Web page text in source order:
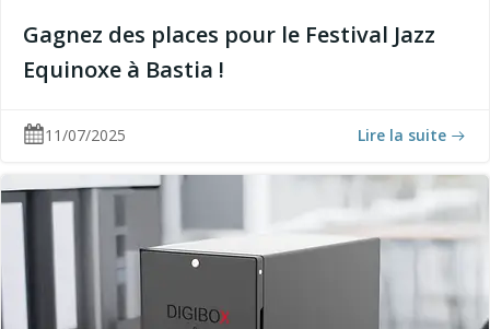
Gagnez des places pour le Festival Jazz
Equinoxe à Bastia !
11/07/2025 Lire la suite